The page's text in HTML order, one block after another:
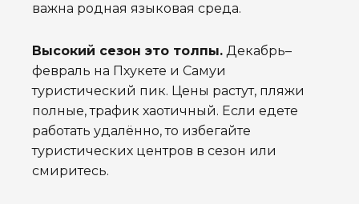
важна родная языковая среда.
Высокий сезон это толпы. Декабрь–
февраль на Пхукете и Самуи
туристический пик. Цены растут, пляжи
полные, трафик хаотичный. Если едете
работать удалённо, то избегайте
туристических центров в сезон или
смиритесь.